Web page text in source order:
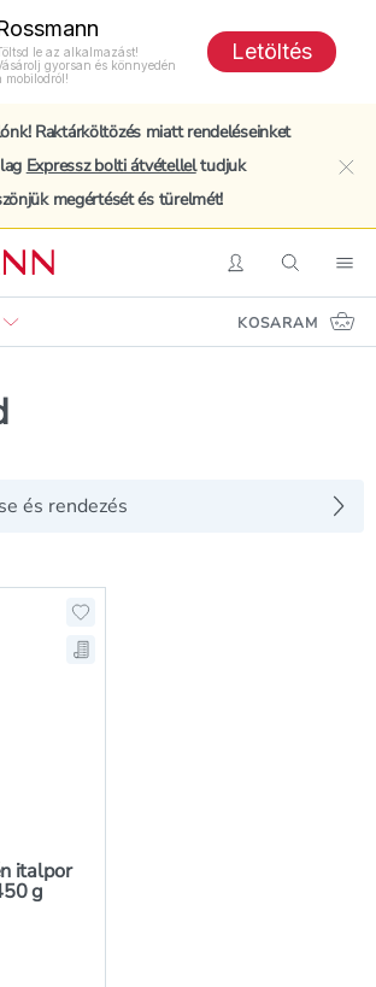
le az alkalmazást!
gyorsan és könnyedén
mobilodról!
Letöltés
Raktárköltözés miatt rendeléseinket
Expressz bolti átvételleltudjuk
megértését és türelmét!
BelépésKeresés
KOSARAM
és rendezés
italpor
g
Hozzáadás a kedvencekhez,
Mentés a bevásárló listára,